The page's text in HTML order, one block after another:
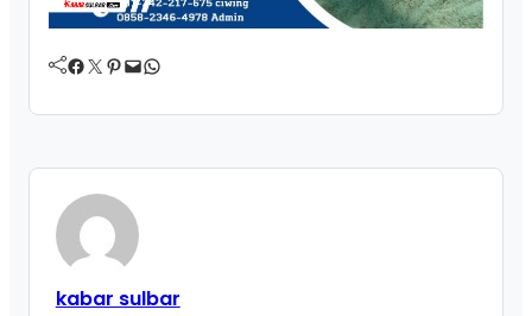
Facebook Twitter Pinterest Mail WhatsApp
kabar sulbar